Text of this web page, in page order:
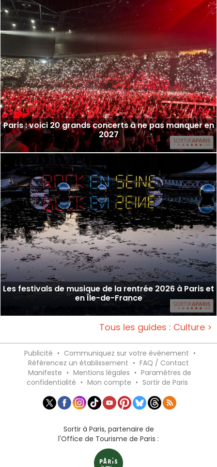
Paris : voici 20 grands concerts à ne pas manquer en
2027
Les festivals de musique de la rentrée 2026 à Paris et
en Île-de-France
Tous les guides : Culture >
Publicité • Communiquez sur votre événement •
Référencez un établissement • FAQ / Contact
Manifeste • Mentions légales • Paramètres de
confidentialité • Mon compte • Sortir de Paris
Sortir à Paris, partenaire de
l'Office de Tourisme de Paris :